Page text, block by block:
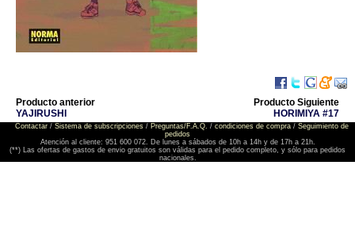
Producto anterior
YAJIRUSHI
Producto Siguiente
HORIMIYA #17
Contactar/ Sistema de subscripciones/ Preguntas/F.A.Q. / condiciones de compra/ Seguimiento de
pedidos
Atención al cliente: 951 600 072. De lunes a sábados de 10h a 14h y de 17h a 21h.
(**) Las ofertas de gastos de envio gratuitos son válidas para el pedido completo, y sólo para pedidos
nacionales.